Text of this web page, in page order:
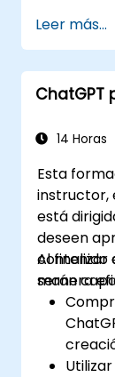
Leer más...
ChatGPT
14 Horas
Esta
instructor,
está
deseen
contenido
manera
Al
serán